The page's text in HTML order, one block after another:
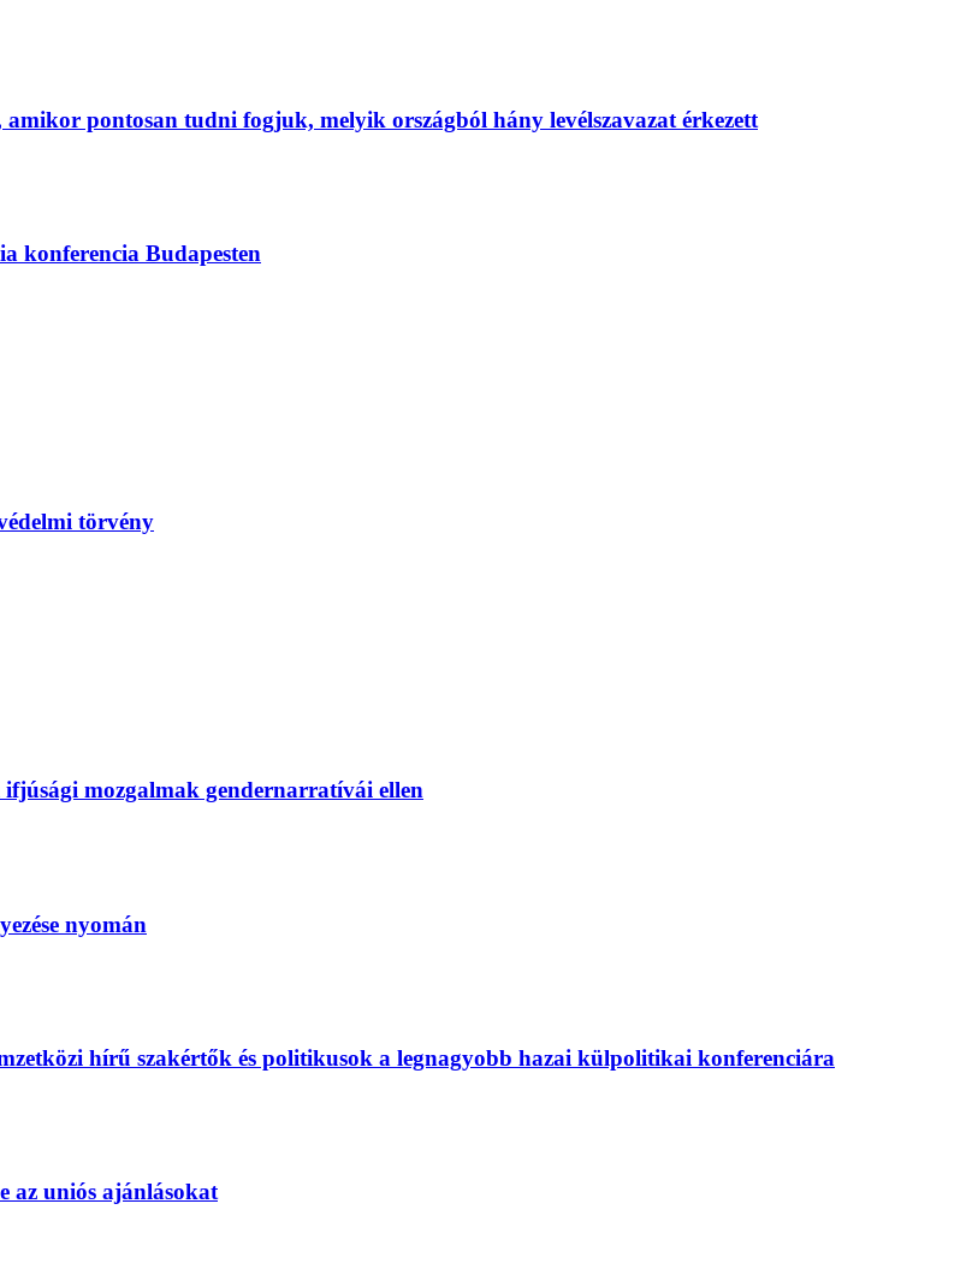
amikor pontosan tudni fogjuk, melyik országból hány levélszavazat érkezett
konferencia Budapesten
törvény
mozgalmak gendernarratívái ellen
nyomán
hírű szakértők és politikusok a legnagyobb hazai külpolitikai konferenciára
az uniós ajánlásokat